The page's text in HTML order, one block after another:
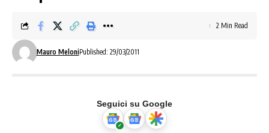
Mauro MeloniPublished: 29/03/2011
2 Min Read
Seguici su Google